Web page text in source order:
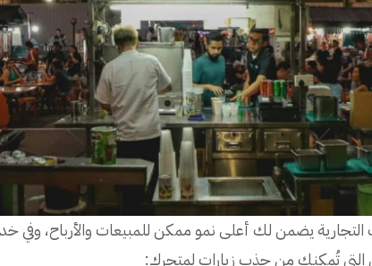
يضمن لك أعلى نمو ممكن للمبيعات والأرباح، وفي خدم
التي تُمكنك من جذب زيارات لمتجرك: